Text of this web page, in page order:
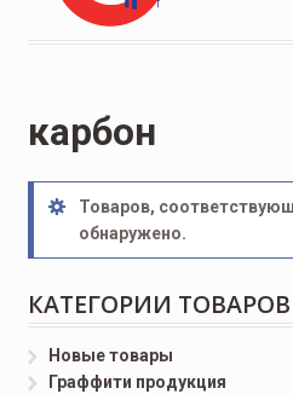
карбон
Товаров,
обнаружено.
КАТЕГОРИИ ТОВАРОВ
Новые товары
Граффити продукция